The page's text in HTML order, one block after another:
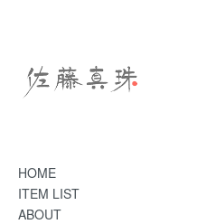
HOME
ITEM LIST
ABOUT
[20]ペンダント・